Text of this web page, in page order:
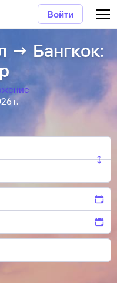
Войти
→ Бангкок:
г.